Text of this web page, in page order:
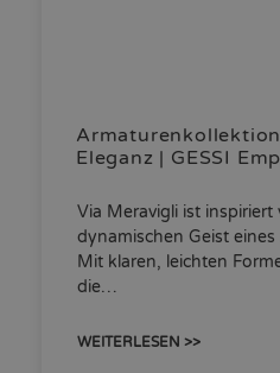
Eleganz | GESSI
Via Meravigli ist
dynamischen Geist
Mit klaren, leichten
die…
WEITERLESEN >>